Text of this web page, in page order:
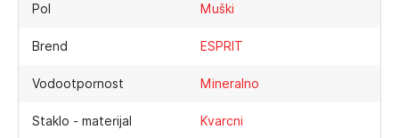
Pol Muški
Brend ESPRIT
Vodootpornost Mineralno
Staklo - materijal Kvarcni